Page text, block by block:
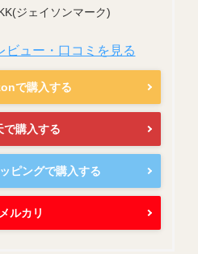
ジェイソンマーク)
ビュー・口コミを見る
で購入する
で購入する
ピングで購入する
メルカリ